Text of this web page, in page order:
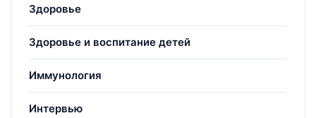
Здоровье
Здоровье и воспитание детей
Иммунология
Интервью